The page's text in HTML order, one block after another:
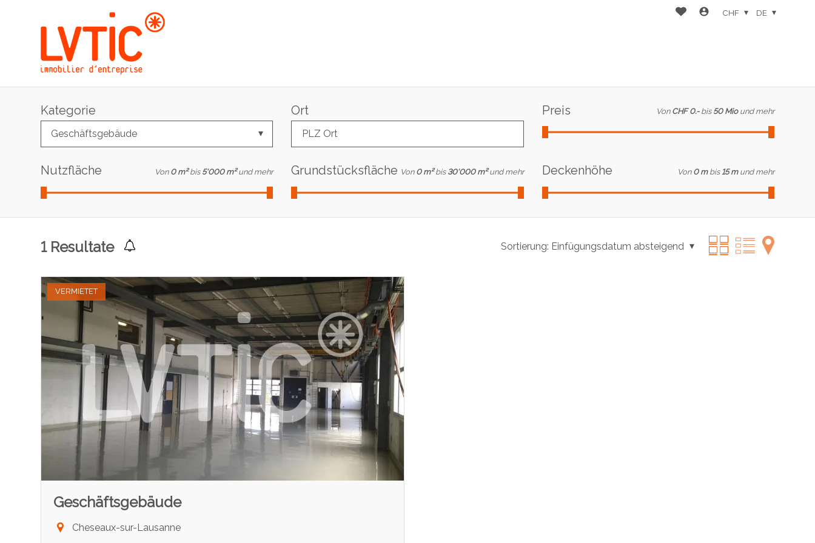
CHF DE
Kategorie
Geschäftsgebäude
Ort
PLZ Ort
Preis Von CHF 0.- bis 50 Mio und mehr
Nutzfläche Von 0 m² bis 5'000 m² und mehr Grundstücksfläche Von 0 m² bis 30'000 m² und mehr Deckenhöhe Von 0 m bis 15 m und mehr
1Resultate Sortierung: Einfügungsdatum absteigend
VERMIETET
Geschäftsgebäude
Cheseaux-sur-Lausanne